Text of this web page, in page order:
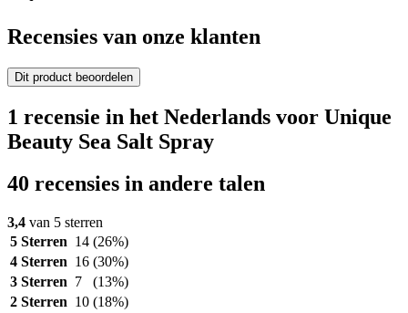
Recensies van onze klanten
Dit product beoordelen
1 recensie in het Nederlands voor Unique
Beauty Sea Salt Spray
40 recensies in andere talen
3,4 van 5 sterren
5 Sterren 14 (26%)
4 Sterren 16 (30%)
3 Sterren 7
(13%)
2 Sterren 10 (18%)